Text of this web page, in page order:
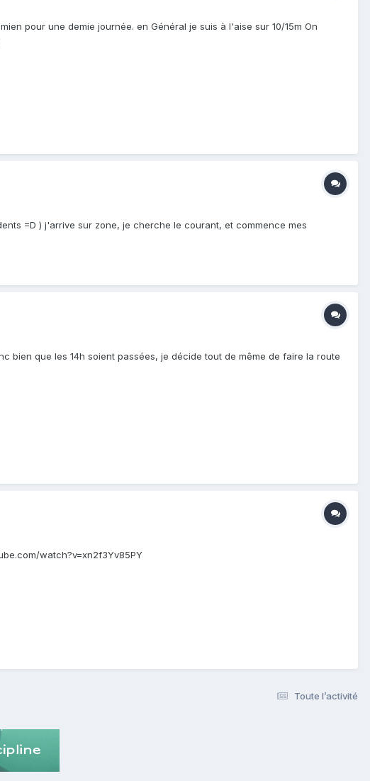
pour une demie journée. en Général je suis à l'aise sur 10/15m On
=D ) j'arrive sur zone, je cherche le courant, et commence mes
bien que les 14h soient passées, je décide tout de même de faire la route
watch?v=xn2f3Yv85PY
Toute l’activité